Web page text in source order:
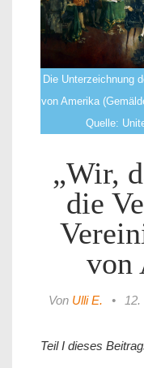
Die Unterzeichnung
von Amerika
Quelle:
„Wir,
die
von
Von Ulli E. • 12.
Teil I dieses